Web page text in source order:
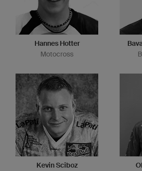
Hannes Hotter
Motocross
Kevin Sciboz